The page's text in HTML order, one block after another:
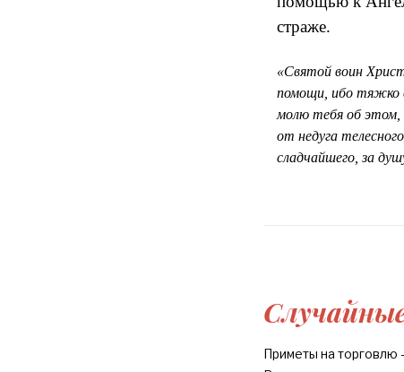
страже.
«Святой воин
помощи, ибо тяжко
молю тебя об этом,
от недуга
сладчайшего, за
Приметы на торговлю